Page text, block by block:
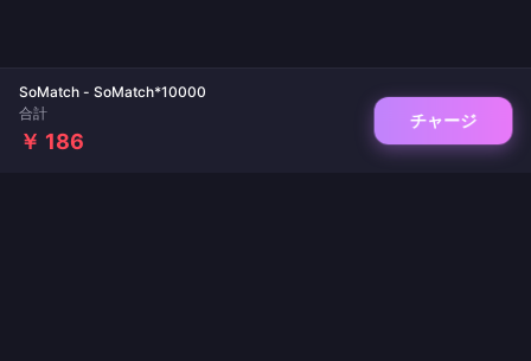
SoMatch - SoMatch*10000
合計
￥ 186
チャージ